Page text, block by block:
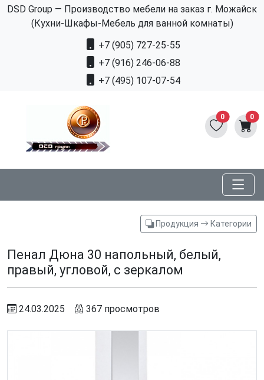
DSD Group — Производство мебели на заказ г. Можайск
(Кухни-Шкафы-Мебель для ванной комнаты)
+7 (905) 727-25-55
+7 (916) 246-06-88
+7 (495) 107-07-54
0 0
Продукция Категории
Пенал Дюна 30 напольный, белый,
правый, угловой, с зеркалом
24.03.2025 367 просмотров